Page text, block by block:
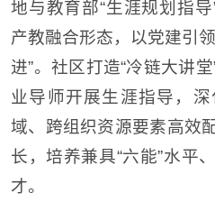
地与教育部“生涯规划指
产教融合形态，以党建引
进”。社区打造“冷链大讲
业导师开展生涯指导，
域、跨组织资源要素高效
长，培养兼具“六能”水平
才。